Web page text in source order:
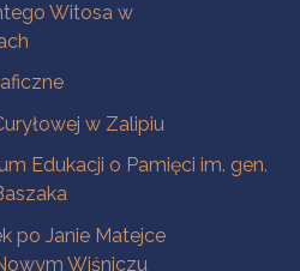
Witosa w
w Zalipiu
Edukacji o Pamięci im. gen.
po Janie Matejce
Wiśniczu